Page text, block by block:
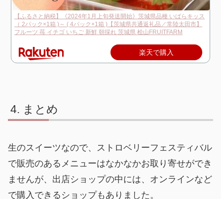
【ふるさと納税】《2024年1月上旬発送開始》茨城県品種 いばらキッス
（ 2パック×1箱 )～ ( 4パック×1箱 )【茨城県共通返礼品／常陸太田市】
フルーツ 苺 イチゴ いちご 新鮮 朝採れ 茨城県 桧山FRUITFARM
楽天で購入
まとめ
生のスイーツなので、ストロベリーフェスティバル
で販売のあるメニューはなかなかお取り寄せができ
ませんが、出店ショップの中には、オンラインなど
で購入できるショップもありました。